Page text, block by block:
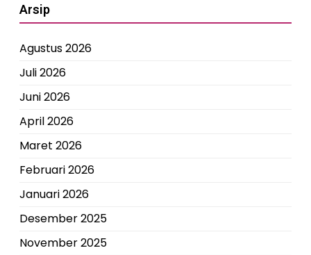
Arsip
Agustus 2026
Juli 2026
Juni 2026
April 2026
Maret 2026
Februari 2026
Januari 2026
Desember 2025
November 2025